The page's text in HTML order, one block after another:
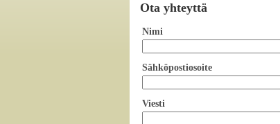
Ota yhteyttä
Nimi
Sähköpostiosoite
Viesti